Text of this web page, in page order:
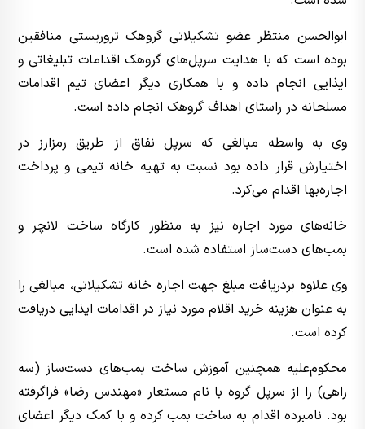
ابوالحسن منتظر عضو تشکیلاتی گروهک تروریستی منافقین
بوده است که با هدایت سرپل‌های گروهک اقدامات تبلیغاتی و
ایذایی انجام داده و با همکاری دیگر اعضای تیم اقدامات
مسلحانه در راستای اهداف گروهک انجام داده است.
وی به واسطه مبالغی که سرپل نفاق از طریق رمزارز در
اختیارش قرار داده بود نسبت به تهیه خانه تیمی و پرداخت
اجاره‌بها اقدام می‌کرد.
خانه‌های مورد اجاره نیز به منظور کارگاه ساخت لانچر و
بمب‌های دست‌ساز استفاده شده است.
وی علاوه بردریافت مبلغ جهت اجاره خانه تشکیلاتی، مبالغی را
به عنوان هزینه خرید اقلام مورد نیاز در اقدامات ایذایی دریافت
کرده است.
محکوم‌علیه همچنین آموزش ساخت بمب‌های دست‌ساز (سه
راهی) را از سرپل گروه با نام مستعار «مهندس رضا» فراگرفته
بود. نامبرده اقدام به ساخت بمب کرده و با کمک دیگر اعضای